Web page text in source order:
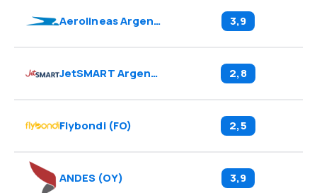
Aerolineas Argentinas 3,9
JetSMART Argentina 2,8
Flybondi(FO) 2,5
ANDES (OY) 3,9